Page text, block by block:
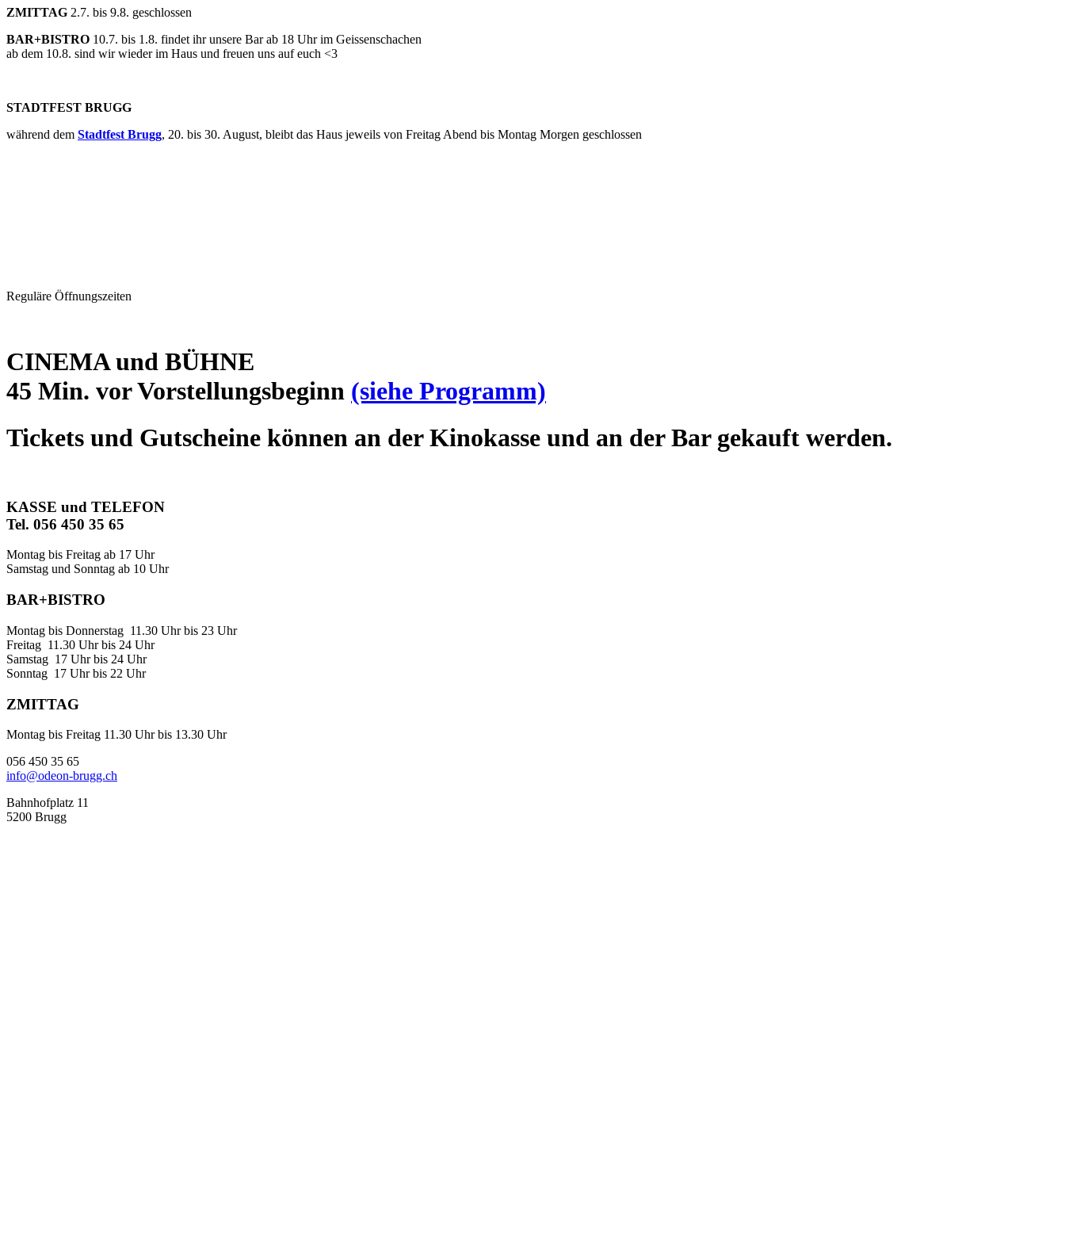
ZMITTAG 2.7. bis 9.8. geschlossen
BAR+BISTRO 10.7. bis 1.8. findet ihr unsere Bar ab 18 Uhr im Geissenschachen
ab dem 10.8. sind wir wieder im Haus und freuen uns auf euch <3
STADTFEST BRUGG
während dem Stadtfest Brugg, 20. bis 30. August, bleibt das Haus jeweils von Freitag Abend bis Montag Morgen geschlossen
Reguläre Öffnungszeiten
CINEMA und BÜHNE
45 Min. vor Vorstellungsbeginn (siehe Programm)
Tickets und Gutscheine können an der Kinokasse und an der Bar gekauft werden.
KASSE und TELEFON
Tel. 056 450 35 65
Montag bis Freitag ab 17 Uhr
Samstag und Sonntag ab 10 Uhr
BAR+BISTRO
Montag bis Donnerstag 11.30 Uhr bis 23 Uhr
Freitag 11.30 Uhr bis 24 Uhr
Samstag 17 Uhr bis 24 Uhr
Sonntag 17 Uhr bis 22 Uhr
ZMITTAG
Montag bis Freitag 11.30 Uhr bis 13.30 Uhr
056 450 35 65
info@odeon-brugg.ch
Bahnhofplatz 11
5200 Brugg